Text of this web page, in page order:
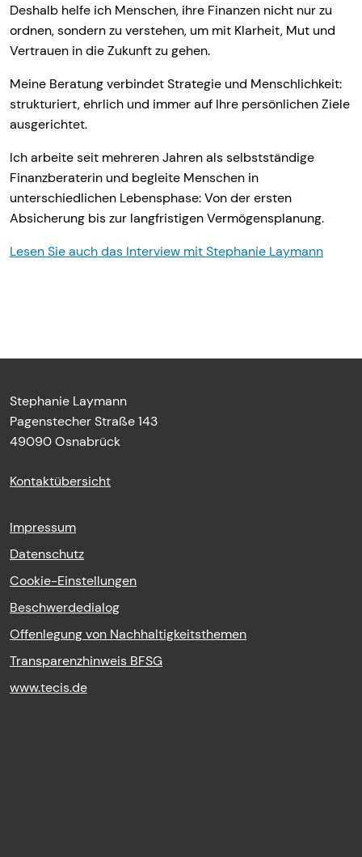
Deshalb helfe ich Menschen, ihre Finanzen nicht nur zu
ordnen, sondern zu verstehen, um mit Klarheit, Mut und
Vertrauen in die Zukunft zu gehen.
Meine Beratung verbindet Strategie und Menschlichkeit:
strukturiert, ehrlich und immer auf Ihre persönlichen Ziele
ausgerichtet.
Ich arbeite seit mehreren Jahren als selbstständige
Finanzberaterin und begleite Menschen in
unterschiedlichen Lebensphase: Von der ersten
Absicherung bis zur langfristigen Vermögensplanung.
Lesen Sie auch das Interview mit Stephanie Laymann
Stephanie Laymann
Pagenstecher Straße 143
49090 Osnabrück
Kontaktübersicht
Impressum
Datenschutz
Cookie-Einstellungen
Beschwerdedialog
Offenlegung von Nachhaltigkeitsthemen
Transparenzhinweis BFSG
www.tecis.de